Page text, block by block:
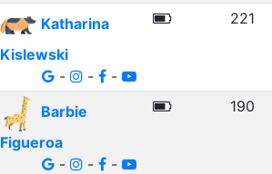
Katharina
Kislewski
-
- -
221
Barbie
Figueroa
-
- -
190